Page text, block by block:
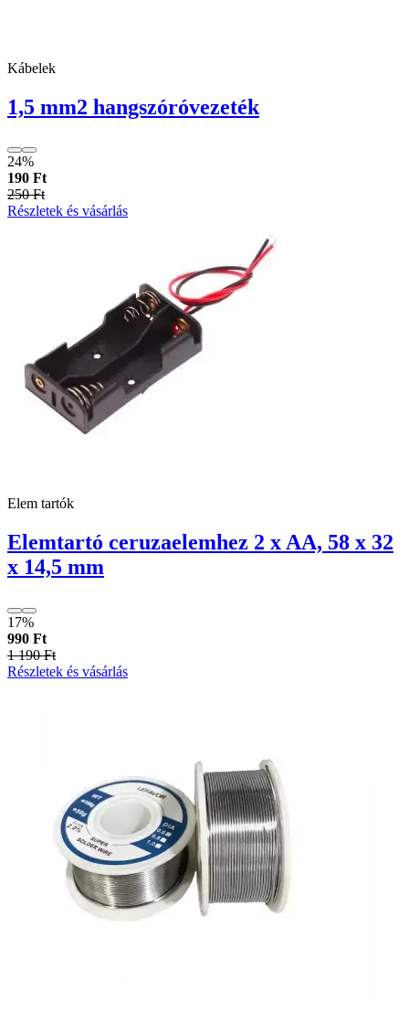
Kábelek
1,5 mm2 hangszóróvezeték
24%
190 Ft
250 Ft
Részletek és vásárlás
Elem tartók
Elemtartó ceruzaelemhez 2 x AA, 58 x 32
x 14,5 mm
17%
990 Ft
1 190 Ft
Részletek és vásárlás